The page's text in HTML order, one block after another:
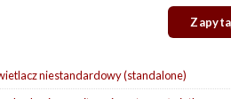
niestandardowy (standalone)